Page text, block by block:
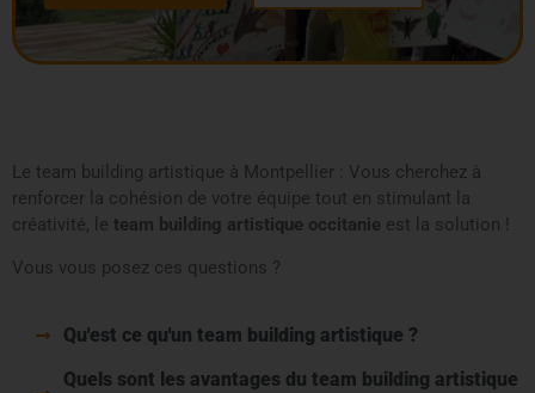
Le team building artistique à Montpellier : Vous cherchez à
renforcer la cohésion de votre équipe tout en stimulant la
créativité, le team building artistique occitanie est la solution !
Vous vous posez ces questions ?
Qu'est ce qu'un team building artistique ?
Quels sont les avantages du team building artistique